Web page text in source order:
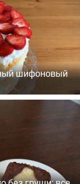
шифоновый